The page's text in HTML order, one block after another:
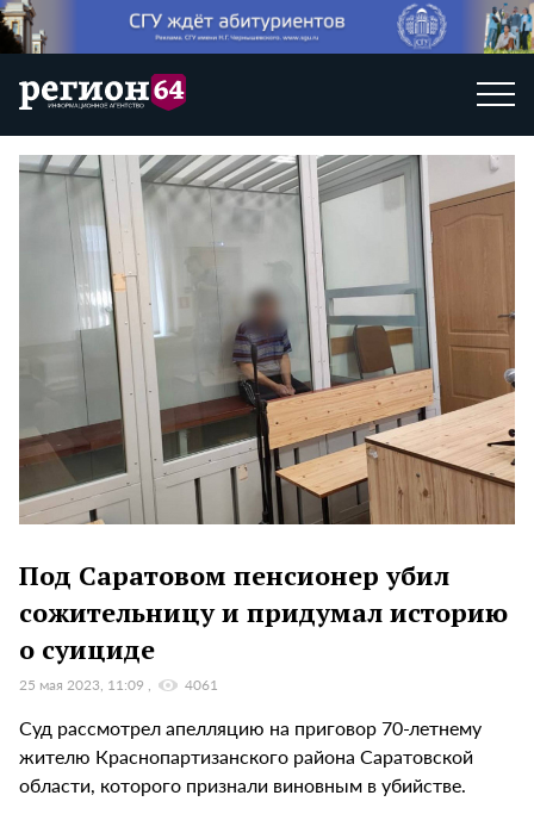
Под Саратовом пенсионер убил
сожительницу и придумал историю
о суициде
25 мая 2023, 11:09 4061
Суд рассмотрел апелляцию на приговор 70-летнему
жителю Краснопартизанского района Саратовской
области, которого признали виновным в убийстве.